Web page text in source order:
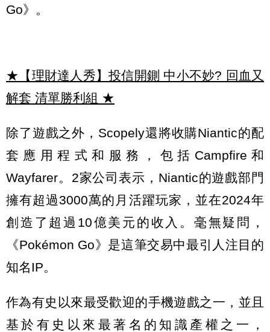
Go》。
★【理財達人秀】投信開鍘 中小不妙? 回血又
解套 清單勝利組 ★
除了遊戲之外，Scopely還將收購Niantic的配
套應用程式和服務，包括Campfire和
Wayfarer。2家公司表示，Niantic的遊戲部門
擁有超過3000萬的月活躍玩家，並在2024年
創造了超過10億美元的收入。毫無疑問，
《Pokémon Go》是這筆交易中最引人注目的
知名IP。
作為有史以來最受歡迎的手機遊戲之一，並且
基於有史以來最著名的知識產權之一，